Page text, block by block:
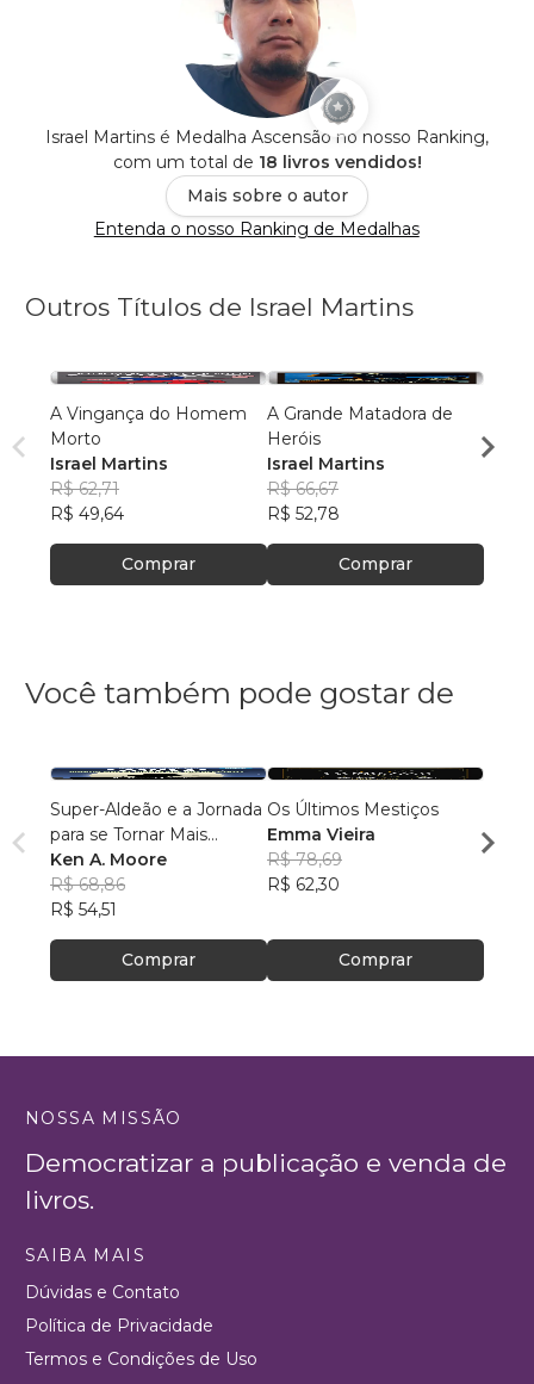
Israel Martins é Medalha Ascensão no nosso Ranking,
com um total de 18 livros vendidos!
Mais sobre o autor
Entenda o nosso Ranking de Medalhas
Outros Títulos de Israel Martins
A Vingança do Homem
Morto
Israel Martins
R$ 62,71
R$ 49,64
Comprar
A Grande Matadora de
Heróis
Israel Martins
R$ 66,67
R$ 52,78
Comprar
Você também pode gostar de
Super-Aldeão e a Jornada
para se Tornar Mais
Interessante!
Ken A. Moore
R$ 68,86
R$ 54,51
Comprar
Os Últimos Mestiços
Emma Vieira
R$ 78,69
R$ 62,30
Comprar
NOSSA MISSÃO
Democratizar a publicação e venda de
livros.
SAIBA MAIS
Dúvidas e Contato
Política de Privacidade
Termos e Condições de Uso